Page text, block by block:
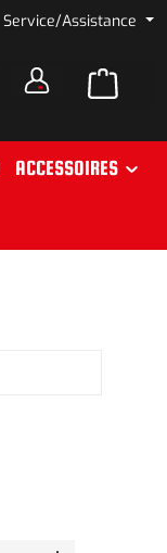
Service/Assistance
ACCESSOIRES